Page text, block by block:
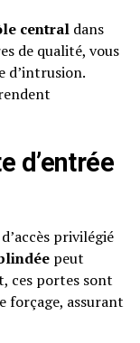
central dans
de qualité, vous
d’intrusion.
d’entrée
privilégié
peut
ces portes sont
forçage, assurant